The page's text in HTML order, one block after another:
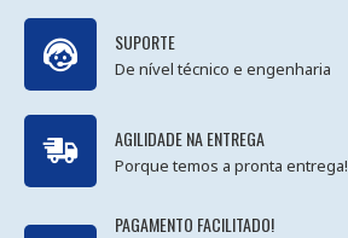
SUPORTE
De nível técnico e engenharia
AGILIDADE NA ENTREGA
Porque temos a pronta entrega!
PAGAMENTO FACILITADO!